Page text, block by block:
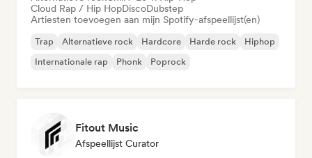
Cloud Rap / Hip HopDiscoDubstep
Artiesten toevoegen aan mijn Spotify-afspeellijst(en)
Trap Alternatieve rock Hardcore Harde rock
Hiphop
Internationale rap
Phonk Poprock
Fitout Music
Afspeellijst Curator